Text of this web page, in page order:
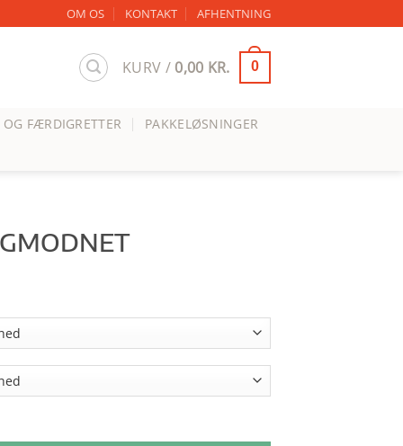
OM OS KONTAKT AFHENTNING
KURV / 0,00 KR. 0
FÆRDIGRETTER
PAKKELØSNINGER
kr.